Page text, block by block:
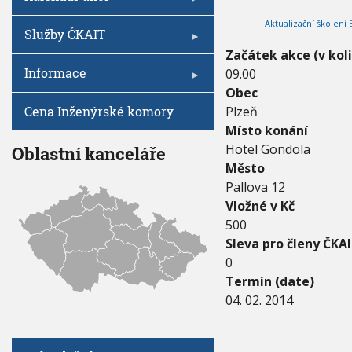
-
0
4
.
0
2
.
2
0
1
4
Aktualizační školení
Začátek akce (v
09.00
Obec
Plzeň
Místo konání
Hotel Gondola
Město
Pallova 12
Vložné v Kč
500
Sleva pro členy
0
Termín (date)
04. 02. 2014
Služby ČKAIT
Informace
Cena Inženýrské komory
Oblastní kanceláře